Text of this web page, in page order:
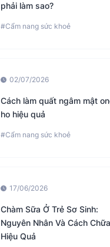
phải làm sao?
#Cẩm nang sức khoẻ
02/07/2026
Cách làm quất ngâm mật
ho hiệu quả
#Cẩm nang sức khoẻ
17/06/2026
Chàm Sữa Ở Trẻ Sơ Sinh:
Nguyên Nhân Và Cách Chữa
Hiệu Quả